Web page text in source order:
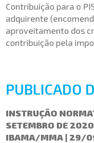
Contribuição para o
adquirente
aproveitamento dos
contribuição pela
PUBLICADO
INSTRUÇÃO
SETEMBRO DE 2020
IBAMA/MMA | 29/